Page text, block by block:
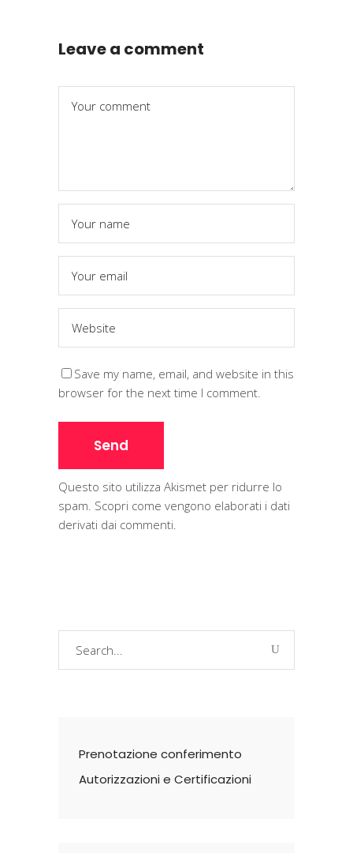
Leave a comment
Save my name, email, and website in this
browser for the next time I comment.
Questo sito utilizza Akismet per ridurre lo
spam. Scopri come vengono elaborati i dati
derivati dai commenti.
Prenotazione conferimento
Autorizzazioni e Certificazioni